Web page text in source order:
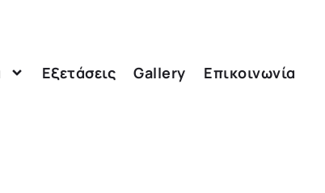
Εξετάσεις Gallery Επικοινωνία